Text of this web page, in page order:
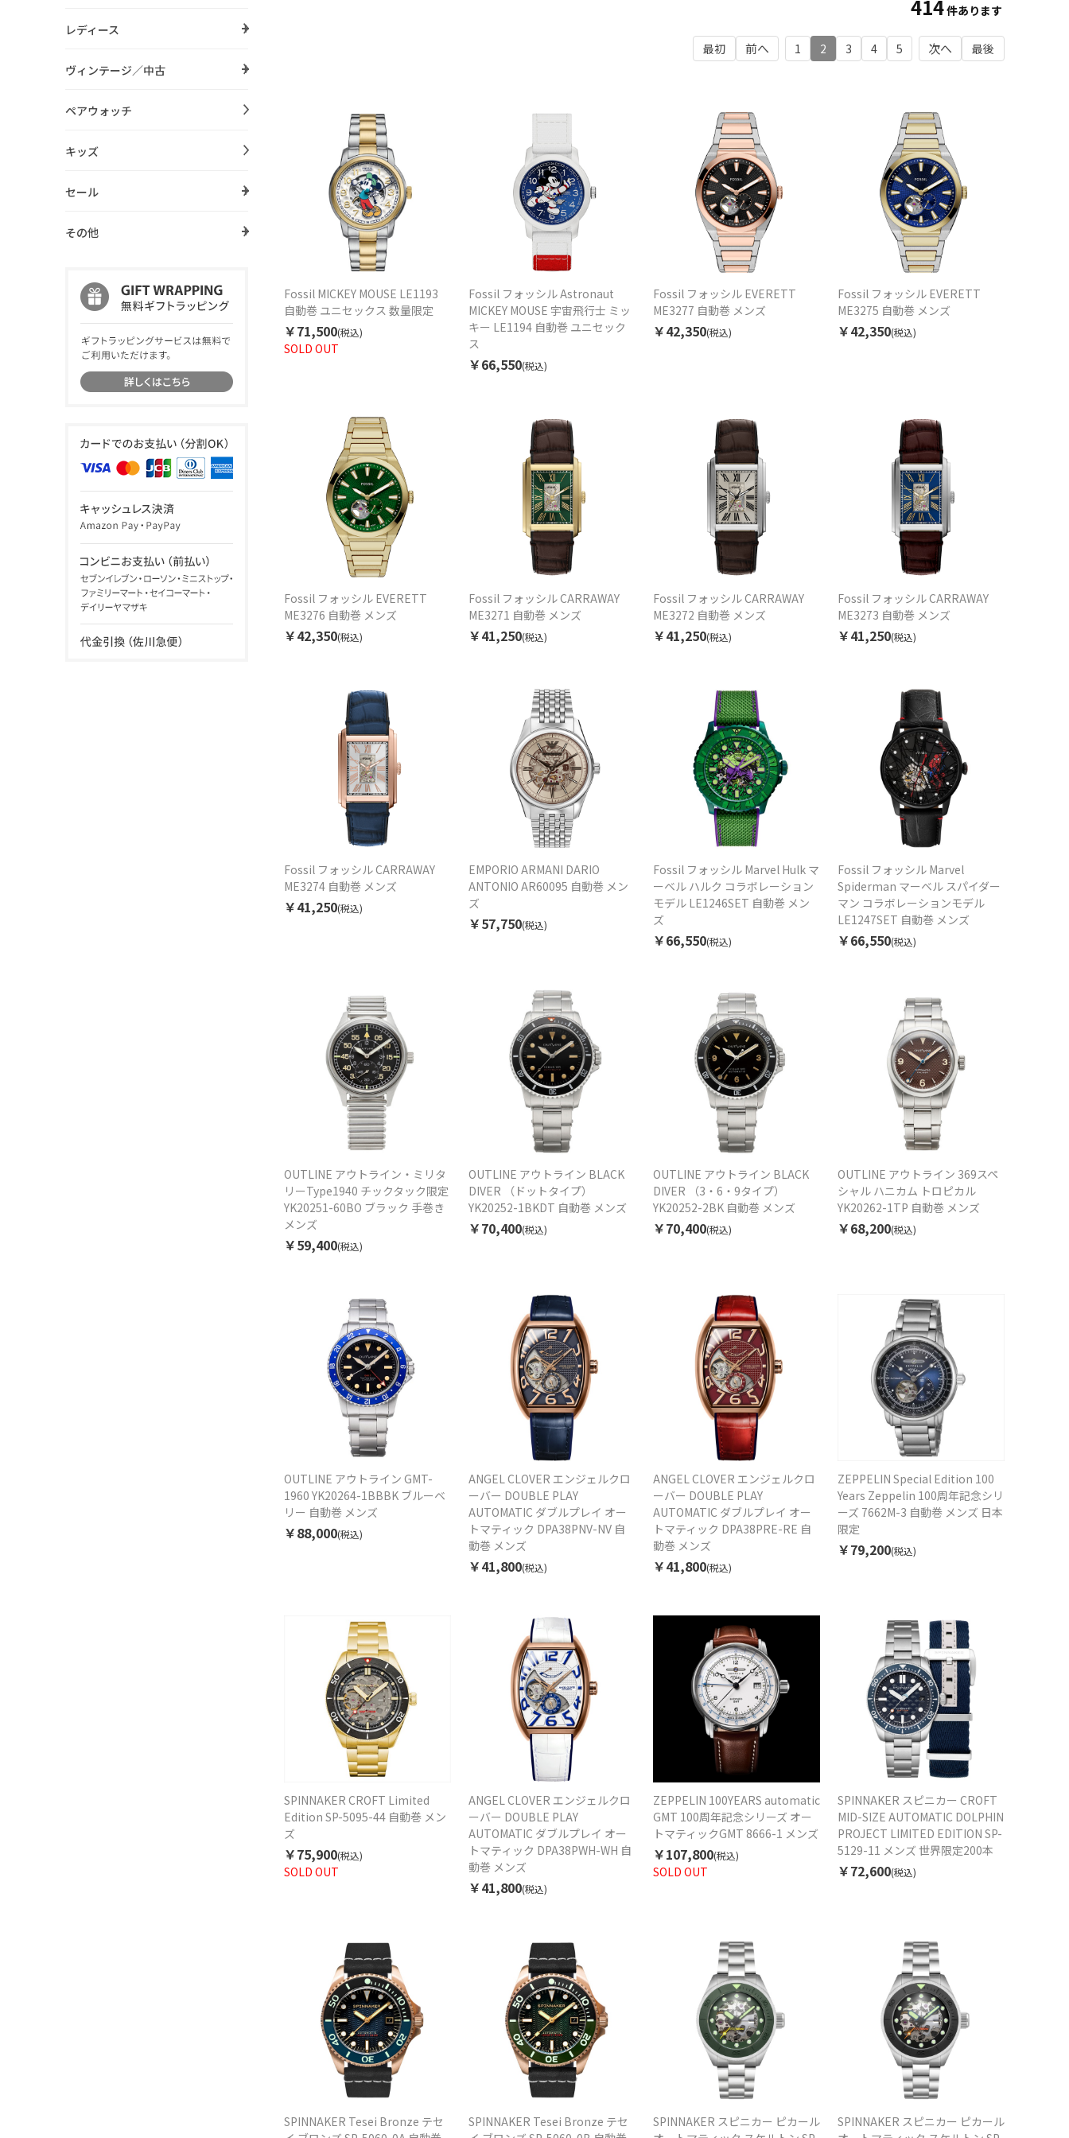
レディース
ヴィンテージ／中古
ペアウォッチ
キッズ
セール
その他
414件あります
最初 1 2 3 4 5 最後
Fossil MICKEY MOUSE LE1193
自動巻 ユニセックス 数量限定
SOLD OUT
￥71,500(税込)
Fossil フォッシル Astronaut
MICKEY MOUSE 宇宙飛行士 ミッ
キー LE1194 自動巻 ユニセック
ス
￥66,550(税込)
Fossil フォッシル EVERETT
ME3277 自動巻 メンズ
￥42,350(税込)
Fossil フォッシル EVERETT
ME3275 自動巻 メンズ
￥42,350(税込)
Fossil フォッシル EVERETT
ME3276 自動巻 メンズ
￥42,350(税込)
Fossil フォッシル CARRAWAY
ME3271 自動巻 メンズ
￥41,250(税込)
Fossil フォッシル CARRAWAY
ME3272 自動巻 メンズ
￥41,250(税込)
Fossil フォッシル CARRAWAY
ME3273 自動巻 メンズ
￥41,250(税込)
Fossil フォッシル CARRAWAY
ME3274 自動巻 メンズ
￥41,250(税込)
EMPORIO ARMANI DARIO
ANTONIO AR60095 自動巻 メン
ズ
￥57,750(税込)
Fossil フォッシル Marvel Hulk マ
ーベル ハルク コラボレーション
モデル LE1246SET 自動巻 メン
ズ
￥66,550(税込)
Fossil フォッシル Marvel
Spiderman マーベル スパイダー
マン コラボレーションモデル
LE1247SET 自動巻 メンズ
￥66,550(税込)
OUTLINE アウトライン・ミリタ
リーType1940 チックタック限定
YK20251-60BO ブラック 手巻き
メンズ
￥59,400(税込)
OUTLINE アウトライン BLACK
DIVER （ドットタイプ）
YK20252-1BKDT 自動巻 メンズ
￥70,400(税込)
OUTLINE アウトライン BLACK
DIVER （3・6・9タイプ）
YK20252-2BK 自動巻 メンズ
￥70,400(税込)
OUTLINE アウトライン 369スペ
シャル ハニカム トロピカル
YK20262-1TP 自動巻 メンズ
￥68,200(税込)
OUTLINE アウトライン GMT-
1960 YK20264-1BBBK ブルーベ
リー 自動巻 メンズ
￥88,000(税込)
ANGEL CLOVER エンジェルクロ
ーバー DOUBLE PLAY
AUTOMATIC ダブルプレイ オー
トマティック DPA38PNV-NV 自
動巻 メンズ
￥41,800(税込)
ANGEL CLOVER エンジェルクロ
ーバー DOUBLE PLAY
AUTOMATIC ダブルプレイ オー
トマティック DPA38PRE-RE 自
動巻 メンズ
￥41,800(税込)
ZEPPELIN Special Edition 100
Years Zeppelin 100周年記念シリ
ーズ 7662M-3 自動巻 メンズ 日本
限定
￥79,200(税込)
SPINNAKER CROFT Limited
Edition SP-5095-44 自動巻 メン
ズ
SOLD OUT
￥75,900(税込)
ANGEL CLOVER エンジェルクロ
ーバー DOUBLE PLAY
AUTOMATIC ダブルプレイ オー
トマティック DPA38PWH-WH 自
動巻 メンズ
￥41,800(税込)
ZEPPELIN 100YEARS automatic
GMT 100周年記念シリーズ オー
トマティックGMT 8666-1 メンズ
SOLD OUT
￥107,800(税込)
SPINNAKER スピニカー CROFT
MID-SIZE AUTOMATIC DOLPHIN
PROJECT LIMITED EDITION SP-
5129-11 メンズ 世界限定200本
￥72,600(税込)
SPINNAKER Tesei Bronze テセ
SPINNAKER Tesei Bronze テセ
SPINNAKER スピニカー ピカール
SPINNAKER スピニカー ピカール